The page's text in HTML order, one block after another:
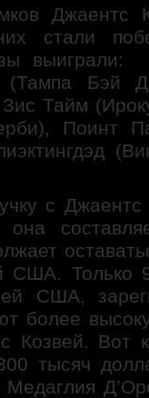
Джаентс
стали
выиграли:
(Тампа Бэй
Тайм
Поинт
с
она
США. Только
США,
более
Козвей. Вот
тысяч